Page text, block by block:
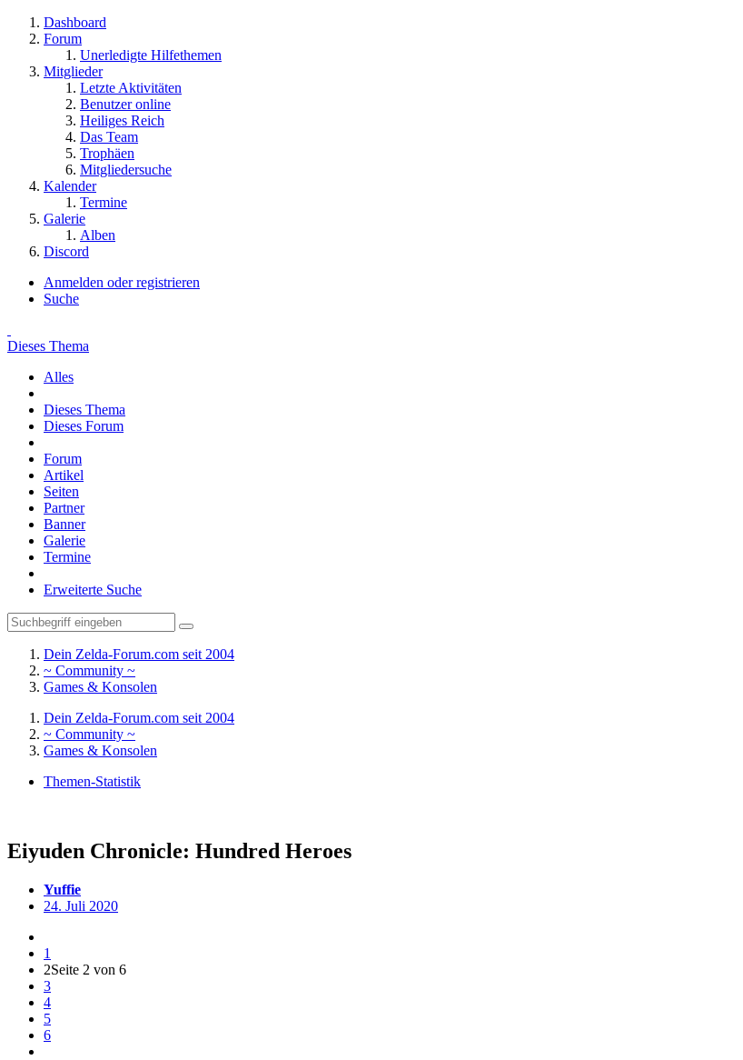
Dashboard
Forum
Unerledigte Hilfethemen
Mitglieder
Letzte Aktivitäten
Benutzer online
Heiliges Reich
Das Team
Trophäen
Mitgliedersuche
Kalender
Termine
Galerie
Alben
Discord
Anmelden oder registrieren
Suche
Dieses Thema
Alles
Dieses Thema
Dieses Forum
Forum
Artikel
Seiten
Partner
Banner
Galerie
Termine
Erweiterte Suche
Dein Zelda-Forum.com seit 2004
~ Community ~
Games & Konsolen
Dein Zelda-Forum.com seit 2004
~ Community ~
Games & Konsolen
Themen-Statistik
Eiyuden Chronicle: Hundred Heroes
Yuffie
24. Juli 2020
1
2Seite 2 von 6
3
4
5
6